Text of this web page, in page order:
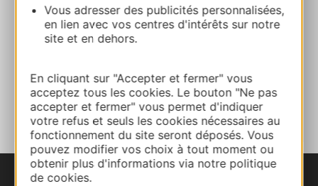
Vous adresser des publicités personnalisées,
en lien avec vos centres d'intérêts sur notre
site et en dehors.
En cliquant sur "Accepter et fermer" vous
acceptez tous les cookies. Le bouton "Ne pas
accepter et fermer" vous permet d'indiquer
votre refus et seuls les cookies nécessaires au
fonctionnement du site seront déposés. Vous
pouvez modifier vos choix à tout moment ou
obtenir plus d'informations via notre politique
de cookies.
AGGIUNGI
AL TACCUINO